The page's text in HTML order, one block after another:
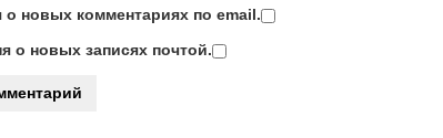
о новых комментариях по email.
о новых записях почтой.